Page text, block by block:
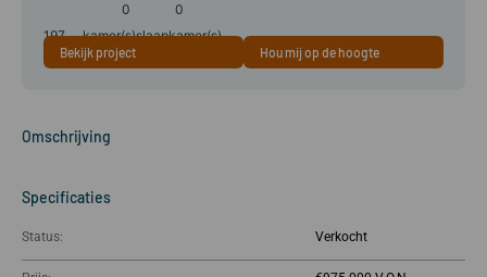
197
0
kamer(s)
0
slaapkamer(s)
Bekijk project Hou mij op de hoogte
Omschrijving
Specificaties
Status: Verkocht